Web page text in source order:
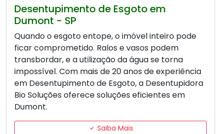
Desentupimento de Esgoto em
Dumont - SP
Quando o esgoto entope, o imóvel inteiro pode
ficar comprometido. Ralos e vasos podem
transbordar, e a utilização da água se torna
impossível. Com mais de 20 anos de experiência
em Desentupimento de Esgoto, a Desentupidora
Bio Soluções oferece soluções eficientes em
Dumont.
Saiba Mais